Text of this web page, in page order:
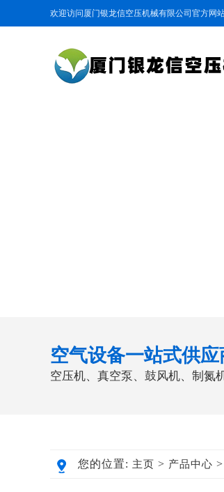
欢迎访问厦门银龙信空压机械有限公司官方网
空气设备一站式供应
空压机、真空泵、鼓风机、制氮
您的位置: 主页 > 产品中心 >